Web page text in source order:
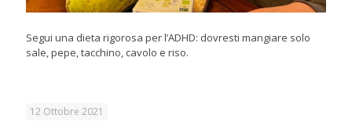
Segui una dieta rigorosa per l’ADHD: dovresti mangiare solo
sale, pepe, tacchino, cavolo e riso.
12 Ottobre 2021